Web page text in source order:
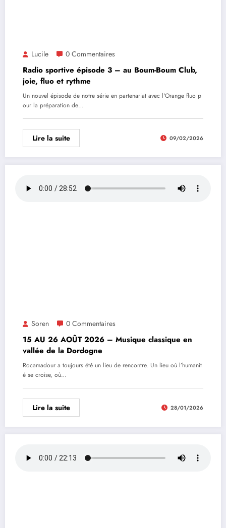
Lucile 0 Commentaires
Radio sportive épisode 3 – au Boum-Boum Club,
joie, fluo et rythme
Un nouvel épisode de notre série en partenariat avec l'Orange fluo p
our la préparation de…
Lire la suite 09/02/2026
Soren 0 Commentaires
15 AU 26 AOÛT 2026 – Musique classique en
vallée de la Dordogne
Rocamadour a toujours été un lieu de rencontre. Un lieu où l’humanit
é se croise, où…
Lire la suite 28/01/2026